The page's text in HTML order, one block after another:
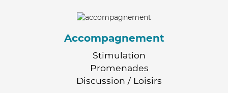
Accompagnement
Stimulation
Promenades
Discussion / Loisirs